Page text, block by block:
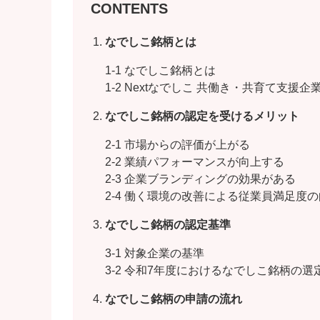
CONTENTS
なでしこ銘柄とは
1-1 なでしこ銘柄とは
1-2 Nextなでしこ 共働き・共育て支援企
なでしこ銘柄の認定を受けるメリット
2-1 市場からの評価が上がる
2-2 業績パフォーマンスが向上する
2-3 企業ブランディングの効果がある
2-4 働く環境の改善による従業員満足度の
なでしこ銘柄の認定基準
3-1 対象企業の基準
3-2 令和7年度におけるなでしこ銘柄の選
なでしこ銘柄の申請の流れ